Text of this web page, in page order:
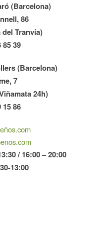
(Barcelona)
86
Tranvía)
85 39
(Barcelona)
7
24h)
15 86
/ 16:00 – 20:00
13:00